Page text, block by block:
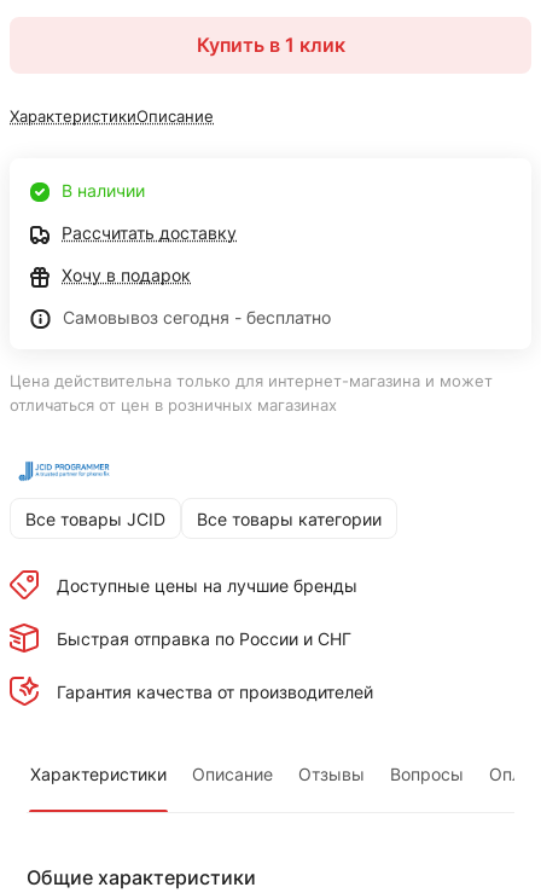
Купить в 1 клик
ХарактеристикиОписание
В наличии
Рассчитать доставку
Хочу в подарок
Самовывоз сегодня - бесплатно
Цена действительна только для интернет-магазина и может
отличаться от цен в розничных магазинах
Все товары JCID Все товары категории
Доступные цены на лучшие бренды
Быстрая отправка по России и СНГ
Гарантия качества от производителей
Характеристики Описание Отзывы Вопросы
Общие характеристики